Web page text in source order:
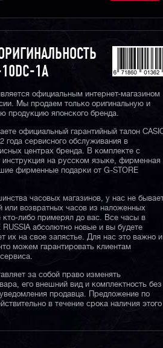
10DC-1A
официальным интернет-магазином
Мы продаем только оригинальную и
продукцию японского бренда.
официальный гарантийный талон
года сервисного обслуживания в
центрах бренда. В комплекте с
инструкция на русском языке, фирменная
фирменные подарки от G-STORE
часовых магазинов, у нас не
или возвратных часов из наложенных
кто-либо примерял до вас. Все часы в
RUSSIA абсолютно новые и вы будете
их на свое запястье. Для нас это важно и
можем гарантировать клиентам
за собой право изменять
его внешний вид и комплектность без
продавца. Предложение по
в течение срока наличия этого